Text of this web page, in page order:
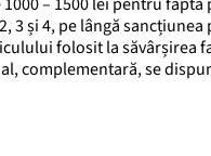
3 și 4, pe lângă
folosit la săvârșirea
complementară, se